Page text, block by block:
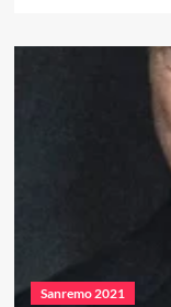
Das
Sanremo 2021